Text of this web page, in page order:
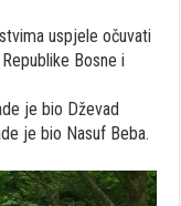
uspjele očuvati
Bosne i
je bio Dževad
je bio Nasuf Beba.